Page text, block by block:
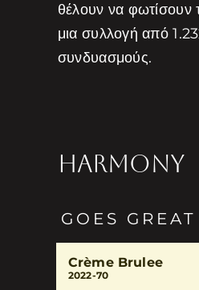
θέλουν να φωτίσουν
μια συλλογή από
συνδυασμούς.
HARMONY
GOES
Crème Brulee
2022-70